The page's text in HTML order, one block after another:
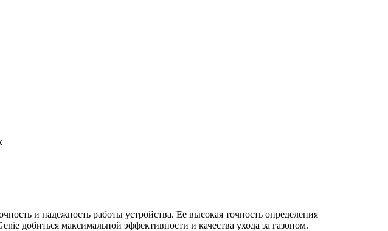
и надежность работы устройства. Ее высокая точность определения
добиться максимальной эффективности и качества ухода за газоном.